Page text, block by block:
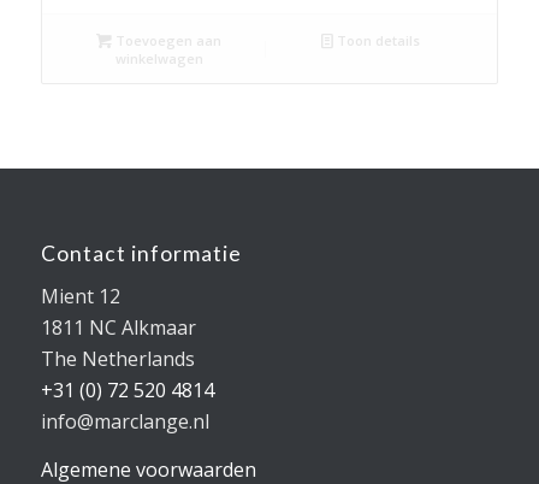
Toevoegen aan
winkelwagen
Toon details
Contact informatie
Mient 12
1811 NC Alkmaar
The Netherlands
+31 (0) 72 520 4814
info@marclange.nl
Algemene voorwaarden